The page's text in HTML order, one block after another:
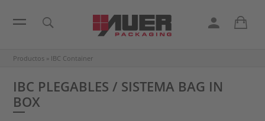
Productos » IBC Container
IBC PLEGABLES / SISTEMA BAG IN
BOX